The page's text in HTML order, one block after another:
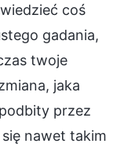
coś
gadania,
twoje
jaka
przez
nawet takim